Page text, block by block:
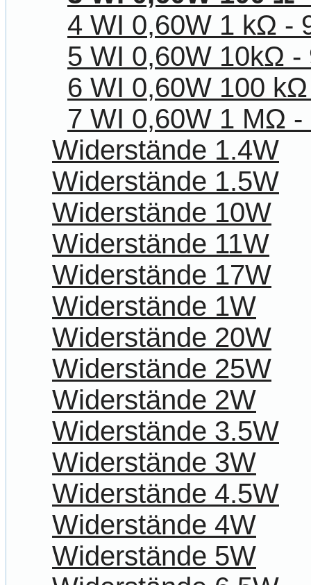
4 WI 0,60W 1 kΩ -
5 WI 0,60W 10kΩ
6 WI 0,60W 100
7 WI 0,60W 1 MΩ
Widerstände 1.4W
Widerstände 1.5W
Widerstände 10W
Widerstände 11W
Widerstände 17W
Widerstände 1W
Widerstände 20W
Widerstände 25W
Widerstände 2W
Widerstände 3.5W
Widerstände 3W
Widerstände 4.5W
Widerstände 4W
Widerstände 5W